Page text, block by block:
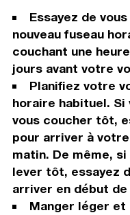
Essayez de
nouveau fuseau
couchant une
jours avant votre
Planifiez votre
horaire habituel. Si
vous coucher tôt,
pour arriver à
matin. De même,
lever tôt, essayez
arriver en début
Manger léger